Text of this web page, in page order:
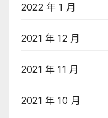
2022 年 1 月
2021 年 12 月
2021 年 11 月
2021 年 10 月